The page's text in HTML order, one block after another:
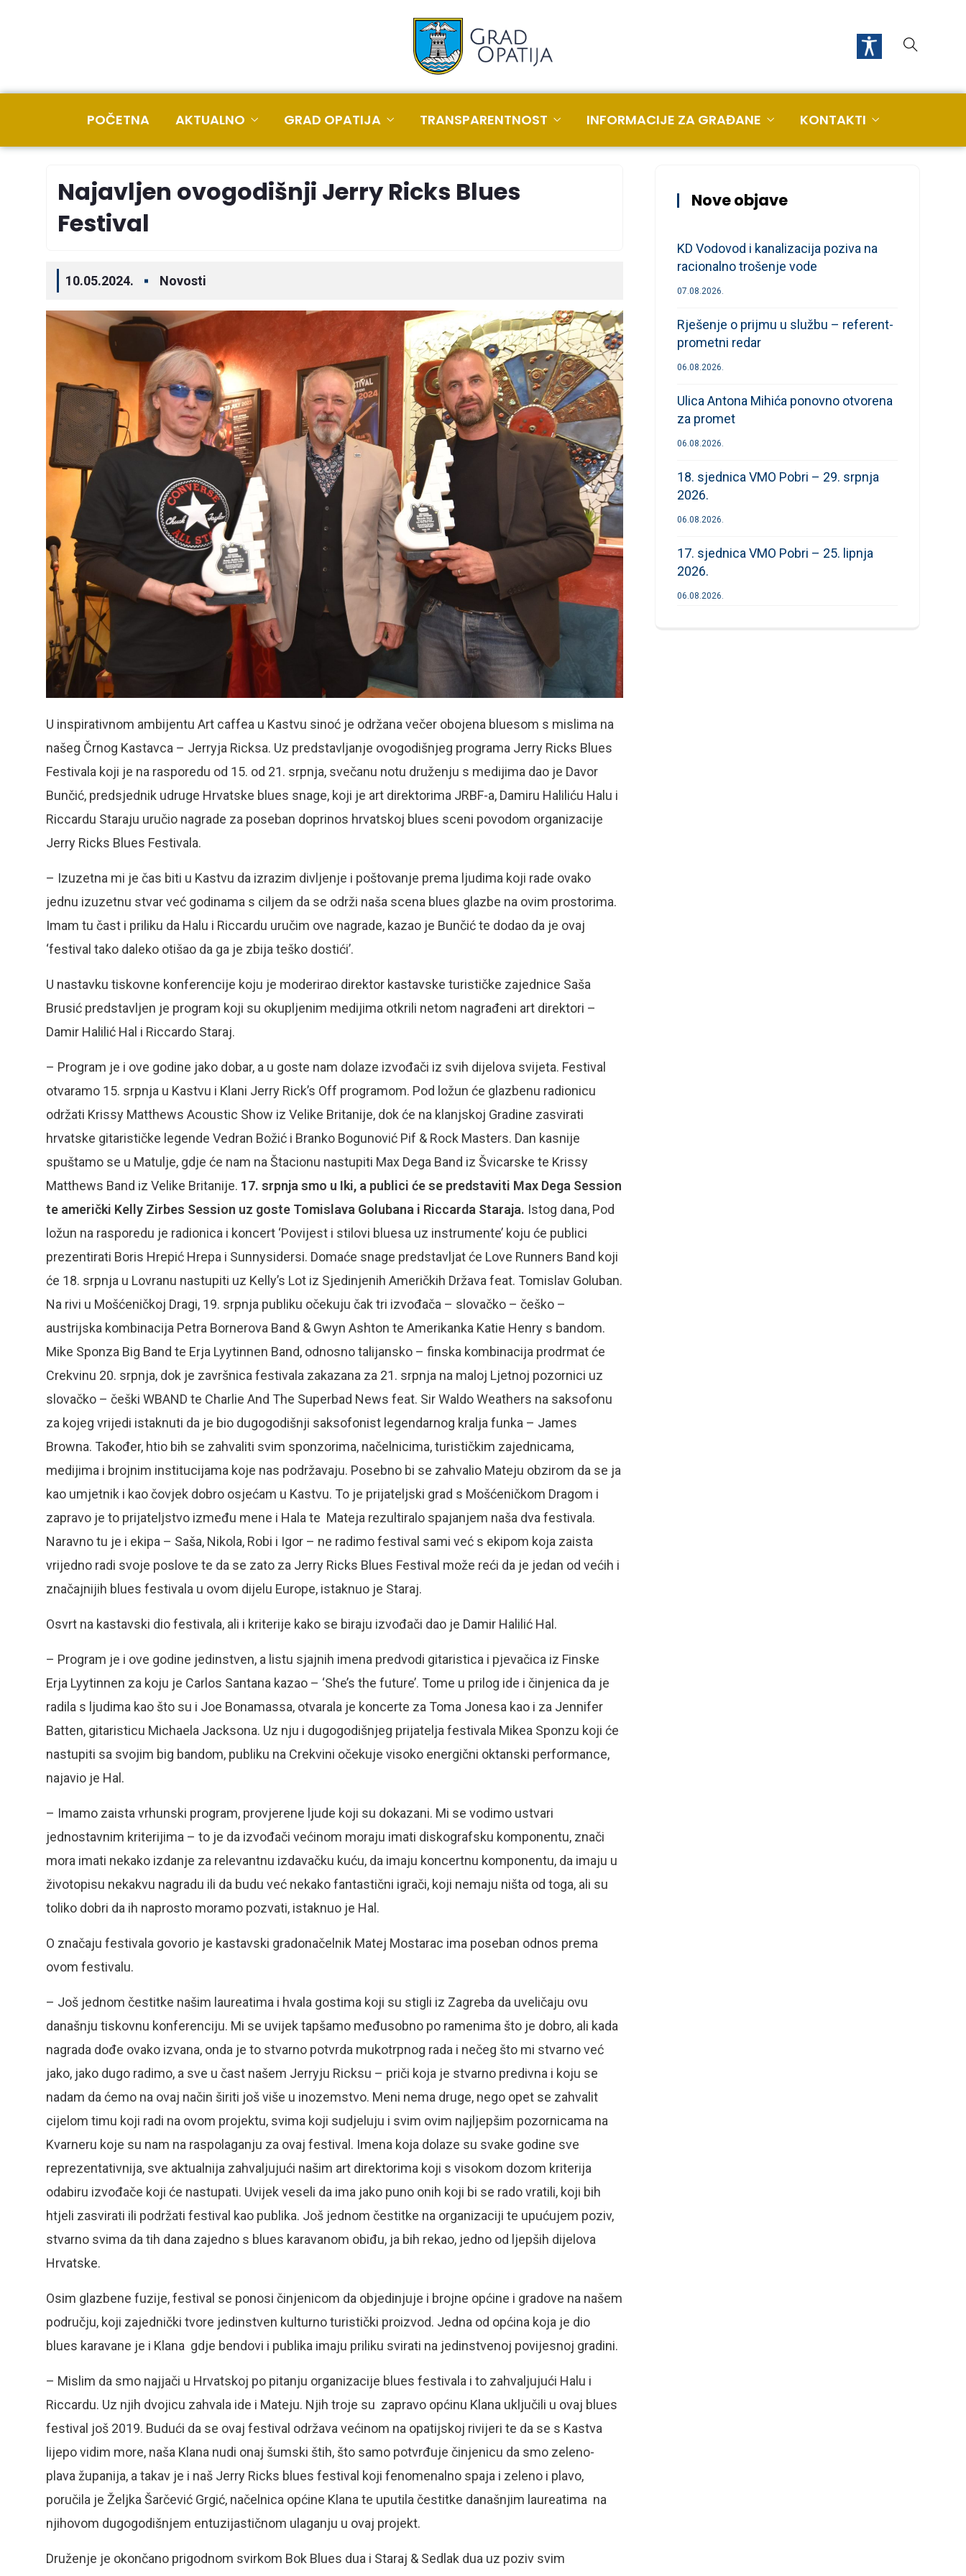
POČETNA AKTUALNO GRAD OPATIJA TRANSPARENTNOST INFORMACIJE ZA GRAĐANE KONTAKTI
Najavljen ovogodišnji Jerry Ricks Blues
Festival
10.05.2024. Novosti
U inspirativnom ambijentu Art caffea u Kastvu sinoć je održana večer obojena bluesom s mislima na
našeg Črnog Kastavca – Jerryja Ricksa. Uz predstavljanje ovogodišnjeg programa Jerry Ricks Blues
Festivala koji je na rasporedu od 15. od 21. srpnja, svečanu notu druženju s medijima dao je Davor
Bunčić, predsjednik udruge Hrvatske blues snage, koji je art direktorima JRBF-a, Damiru Haliliću Halu i
Riccardu Staraju uručio nagrade za poseban doprinos hrvatskoj blues sceni povodom organizacije
Jerry Ricks Blues Festivala.
– Izuzetna mi je čas biti u Kastvu da izrazim divljenje i poštovanje prema ljudima koji rade ovako
jednu izuzetnu stvar već godinama s ciljem da se održi naša scena blues glazbe na ovim prostorima.
Imam tu čast i priliku da Halu i Riccardu uručim ove nagrade, kazao je Bunčić te dodao da je ovaj
‘festival tako daleko otišao da ga je zbija teško dostići’.
U nastavku tiskovne konferencije koju je moderirao direktor kastavske turističke zajednice Saša
Brusić predstavljen je program koji su okupljenim medijima otkrili netom nagrađeni art direktori –
Damir Halilić Hal i Riccardo Staraj.
– Program je i ove godine jako dobar, a u goste nam dolaze izvođači iz svih dijelova svijeta. Festival
otvaramo 15. srpnja u Kastvu i Klani Jerry Rick’s Off programom. Pod ložun će glazbenu radionicu
održati Krissy Matthews Acoustic Show iz Velike Britanije, dok će na klanjskoj Gradine zasvirati
hrvatske gitarističke legende Vedran Božić i Branko Bogunović Pif & Rock Masters. Dan kasnije
spuštamo se u Matulje, gdje će nam na Štacionu nastupiti Max Dega Band iz Švicarske te Krissy
Matthews Band iz Velike Britanije. 17. srpnja smo u Iki, a publici će se predstaviti Max Dega Session
te američki Kelly Zirbes Session uz goste Tomislava Golubana i Riccarda Staraja. Istog dana, Pod
ložun na rasporedu je radionica i koncert ‘Povijest i stilovi bluesa uz instrumente’ koju će publici
prezentirati Boris Hrepić Hrepa i Sunnysidersi. Domaće snage predstavljat će Love Runners Band koji
će 18. srpnja u Lovranu nastupiti uz Kelly’s Lot iz Sjedinjenih Američkih Država feat. Tomislav Goluban.
Na rivi u Mošćeničkoj Dragi, 19. srpnja publiku očekuju čak tri izvođača – slovačko – češko –
austrijska kombinacija Petra Bornerova Band & Gwyn Ashton te Amerikanka Katie Henry s bandom.
Mike Sponza Big Band te Erja Lyytinnen Band, odnosno talijansko – finska kombinacija prodrmat će
Crekvinu 20. srpnja, dok je završnica festivala zakazana za 21. srpnja na maloj Ljetnoj pozornici uz
slovačko – češki WBAND te Charlie And The Superbad News feat. Sir Waldo Weathers na saksofonu
za kojeg vrijedi istaknuti da je bio dugogodišnji saksofonist legendarnog kralja funka – James
Browna. Također, htio bih se zahvaliti svim sponzorima, načelnicima, turističkim zajednicama,
medijima i brojnim institucijama koje nas podržavaju. Posebno bi se zahvalio Mateju obzirom da se ja
kao umjetnik i kao čovjek dobro osjećam u Kastvu. To je prijateljski grad s Mošćeničkom Dragom i
zapravo je to prijateljstvo između mene i Hala te Mateja rezultiralo spajanjem naša dva festivala.
Naravno tu je i ekipa – Saša, Nikola, Robi i Igor – ne radimo festival sami već s ekipom koja zaista
vrijedno radi svoje poslove te da se zato za Jerry Ricks Blues Festival može reći da je jedan od većih i
značajnijih blues festivala u ovom dijelu Europe, istaknuo je Staraj.
Osvrt na kastavski dio festivala, ali i kriterije kako se biraju izvođači dao je Damir Halilić Hal.
– Program je i ove godine jedinstven, a listu sjajnih imena predvodi gitaristica i pjevačica iz Finske
Erja Lyytinnen za koju je Carlos Santana kazao – ‘She’s the future’. Tome u prilog ide i činjenica da je
radila s ljudima kao što su i Joe Bonamassa, otvarala je koncerte za Toma Jonesa kao i za Jennifer
Batten, gitaristicu Michaela Jacksona. Uz nju i dugogodišnjeg prijatelja festivala Mikea Sponzu koji će
nastupiti sa svojim big bandom, publiku na Crekvini očekuje visoko energični oktanski performance,
najavio je Hal.
– Imamo zaista vrhunski program, provjerene ljude koji su dokazani. Mi se vodimo ustvari
jednostavnim kriterijima – to je da izvođači većinom moraju imati diskografsku komponentu, znači
mora imati nekako izdanje za relevantnu izdavačku kuću, da imaju koncertnu komponentu, da imaju u
životopisu nekakvu nagradu ili da budu već nekako fantastični igrači, koji nemaju ništa od toga, ali su
toliko dobri da ih naprosto moramo pozvati, istaknuo je Hal.
O značaju festivala govorio je kastavski gradonačelnik Matej Mostarac ima poseban odnos prema
ovom festivalu.
– Još jednom čestitke našim laureatima i hvala gostima koji su stigli iz Zagreba da uveličaju ovu
današnju tiskovnu konferenciju. Mi se uvijek tapšamo međusobno po ramenima što je dobro, ali kada
nagrada dođe ovako izvana, onda je to stvarno potvrda mukotrpnog rada i nečeg što mi stvarno već
jako, jako dugo radimo, a sve u čast našem Jerryju Ricksu – priči koja je stvarno predivna i koju se
nadam da ćemo na ovaj način širiti još više u inozemstvo. Meni nema druge, nego opet se zahvalit
cijelom timu koji radi na ovom projektu, svima koji sudjeluju i svim ovim najljepšim pozornicama na
Kvarneru koje su nam na raspolaganju za ovaj festival. Imena koja dolaze su svake godine sve
reprezentativnija, sve aktualnija zahvaljujući našim art direktorima koji s visokom dozom kriterija
odabiru izvođače koji će nastupati. Uvijek veseli da ima jako puno onih koji bi se rado vratili, koji bih
htjeli zasvirati ili podržati festival kao publika. Još jednom čestitke na organizaciji te upućujem poziv,
stvarno svima da tih dana zajedno s blues karavanom obiđu, ja bih rekao, jedno od ljepših dijelova
Hrvatske.
Osim glazbene fuzije, festival se ponosi činjenicom da objedinjuje i brojne općine i gradove na našem
području, koji zajednički tvore jedinstven kulturno turistički proizvod. Jedna od općina koja je dio
blues karavane je i Klana gdje bendovi i publika imaju priliku svirati na jedinstvenoj povijesnoj gradini.
– Mislim da smo najjači u Hrvatskoj po pitanju organizacije blues festivala i to zahvaljujući Halu i
Riccardu. Uz njih dvojicu zahvala ide i Mateju. Njih troje su zapravo općinu Klana uključili u ovaj blues
festival još 2019. Budući da se ovaj festival održava većinom na opatijskoj rivijeri te da se s Kastva
lijepo vidim more, naša Klana nudi onaj šumski štih, što samo potvrđuje činjenicu da smo zeleno-
plava županija, a takav je i naš Jerry Ricks blues festival koji fenomenalno spaja i zeleno i plavo,
poručila je Željka Šarčević Grgić, načelnica općine Klana te uputila čestitke današnjim laureatima na
njihovom dugogodišnjem entuzijastičnom ulaganju u ovaj projekt.
Druženje je okončano prigodnom svirkom Bok Blues dua i Staraj & Sedlak dua uz poziv svim
Nove objave
KD Vodovod i kanalizacija poziva na
racionalno trošenje vode
07.08.2026.
Rješenje o prijmu u službu – referent-
prometni redar
06.08.2026.
Ulica Antona Mihića ponovno otvorena
za promet
06.08.2026.
18. sjednica VMO Pobri – 29. srpnja
2026.
06.08.2026.
17. sjednica VMO Pobri – 25. lipnja
2026.
06.08.2026.